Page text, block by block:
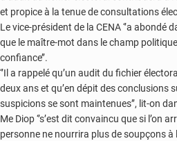
et propice à la tenue de consultations
Le vice-président de la CENA ‘’a abondé
que le maître-mot dans le champ
confiance’’.
‘’Il a rappelé qu’un audit du fichier
deux ans et qu’en dépit des conclusions
suspicions se sont maintenues’’, lit-on
Me Diop ‘’s’est dit convaincu que si l’on
personne ne nourrira plus de soupçons à